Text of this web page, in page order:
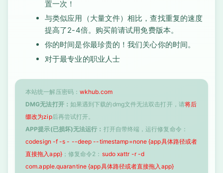
置一次！
与类似应用（大量文件）相比，查找重复的速度
提高了2-4倍。购买前请试用免费版本。
你的时间是你最珍贵的！我们关心你的时间。
对于最专业的职业人士
本站统一解压密码： wkhub.com
DMG无法打开： 如果遇到下载的dmg文件无法双击打开，请将后
缀改为zip后再尝试打开。
APP提示(已损坏)无法运行： 打开自带终端，运行修复命令：
codesign -f -s - --deep --timestamp=none {app具体路径或者
直接拖入app}；修复命令2： sudo xattr -r -d
com.apple.quarantine {app具体路径或者直接拖入app}